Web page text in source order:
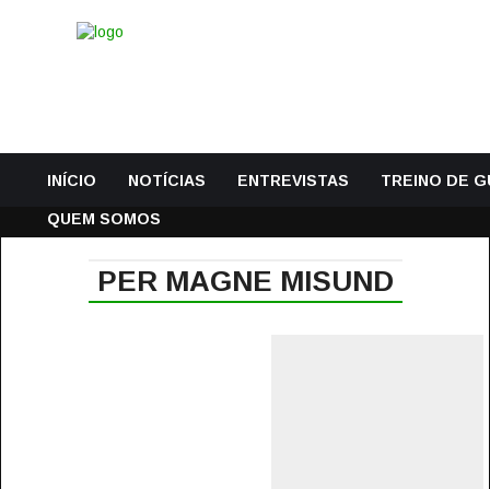
INÍCIO NOTÍCIAS ENTREVISTAS TREINO DE
QUEM SOMOS
PER MAGNE MISUND